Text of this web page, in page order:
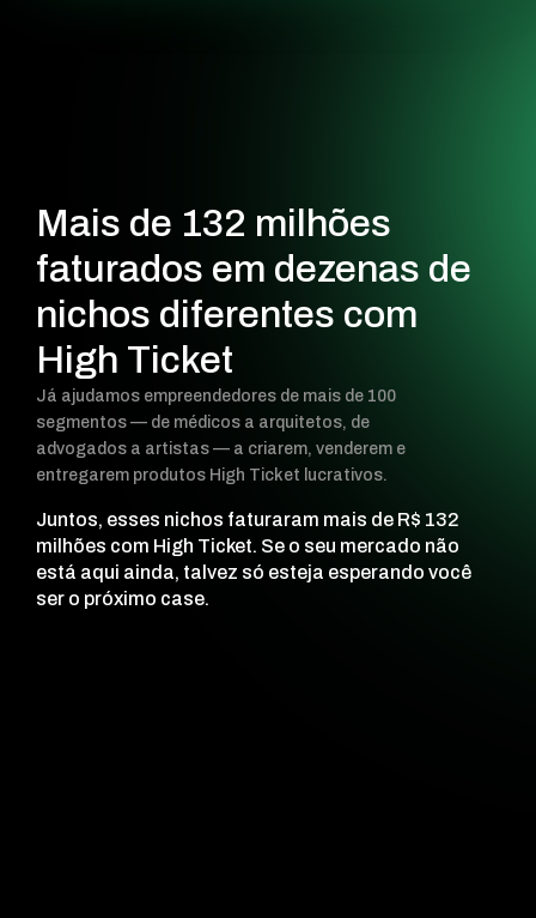
Mais de 132 milhões
faturados em dezenas de
nichos diferentes com
High Ticket
Já ajudamos empreendedores de mais de 100
segmentos — de médicos a arquitetos, de
advogados a artistas — a criarem, venderem e
entregarem produtos High Ticket lucrativos.
Juntos, esses nichos faturaram mais de R$ 132
milhões com High Ticket. Se o seu mercado não
está aqui ainda, talvez só esteja esperando você
ser o próximo case.